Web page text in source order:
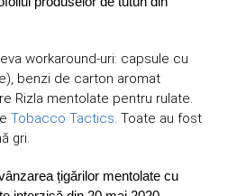
workaround-uri: capsule cu
benzi de carton aromat
Rizla mentolate pentru rulate.
Tobacco Tactics. Toate au fost
gri.
țigărilor mentolate cu